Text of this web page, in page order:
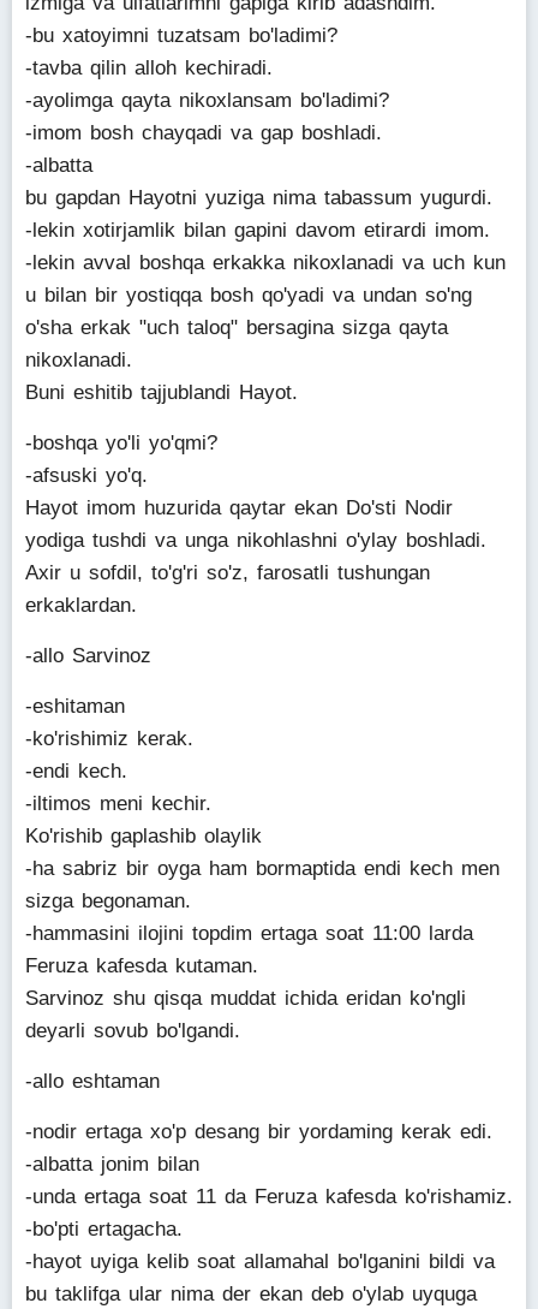
-bu xatoyimni tuzatsam bo'ladimi?
-tavba qilin alloh kechiradi.
-ayolimga qayta nikoxlansam bo'ladimi?
-imom bosh chayqadi va gap boshladi.
-albatta
bu gapdan Hayotni yuziga nima tabassum yugurdi.
-lekin xotirjamlik bilan gapini davom etirardi imom.
-lekin avval boshqa erkakka nikoxlanadi va uch kun
u bilan bir yostiqqa bosh qo'yadi va undan so'ng
o'sha erkak "uch taloq" bersagina sizga qayta
nikoxlanadi.
Buni eshitib tajjublandi Hayot.
-boshqa yo'li yo'qmi?
-afsuski yo'q.
Hayot imom huzurida qaytar ekan Do'sti Nodir
yodiga tushdi va unga nikohlashni o'ylay boshladi.
Axir u sofdil, to'g'ri so'z, farosatli tushungan
erkaklardan.
-allo Sarvinoz
-eshitaman
-ko'rishimiz kerak.
-endi kech.
-iltimos meni kechir.
Ko'rishib gaplashib olaylik
-ha sabriz bir oyga ham bormaptida endi kech men
sizga begonaman.
-hammasini ilojini topdim ertaga soat 11:00 larda
Feruza kafesda kutaman.
Sarvinoz shu qisqa muddat ichida eridan ko'ngli
deyarli sovub bo'lgandi.
-allo eshtaman
-nodir ertaga xo'p desang bir yordaming kerak edi.
-albatta jonim bilan
-unda ertaga soat 11 da Feruza kafesda ko'rishamiz.
-bo'pti ertagacha.
-hayot uyiga kelib soat allamahal bo'lganini bildi va
bu taklifga ular nima der ekan deb o'ylab uyquga